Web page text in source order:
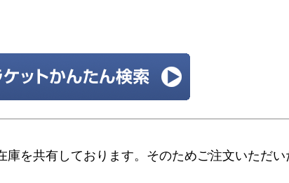
を共有しております。そのためご注文いただ